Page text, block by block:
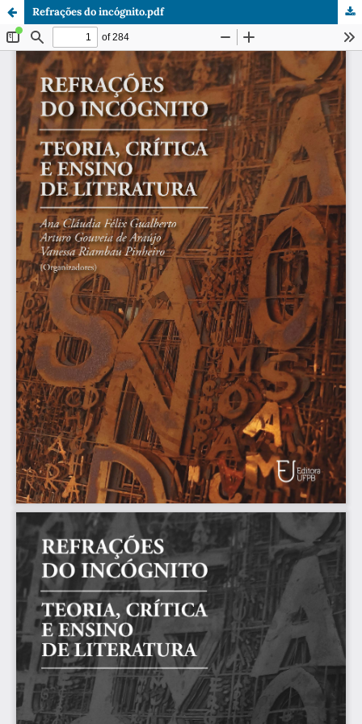
Refrações do incógnito.pdf